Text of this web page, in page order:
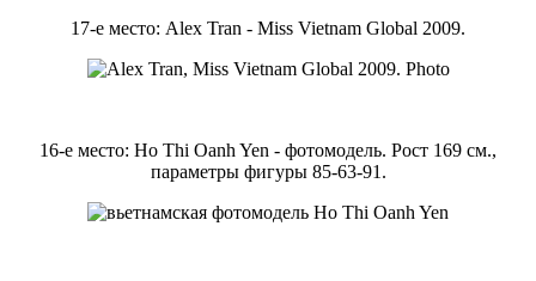
17-е место: Alex Tran - Miss Vietnam Global 2009.
16-е место: Ho Thi Oanh Yen - фотомодель. Рост 169 см.,
параметры фигуры 85-63-91.